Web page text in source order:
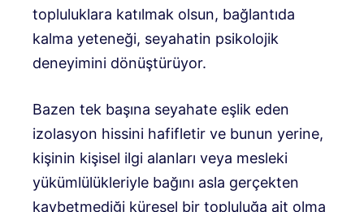
topluluklara katılmak olsun, bağlantıda
kalma yeteneği, seyahatin psikolojik
deneyimini dönüştürüyor.
Bazen tek başına seyahate eşlik eden
izolasyon hissini hafifletir ve bunun yerine,
kişinin kişisel ilgi alanları veya mesleki
yükümlülükleriyle bağını asla gerçekten
kaybetmediği küresel bir topluluğa ait olma